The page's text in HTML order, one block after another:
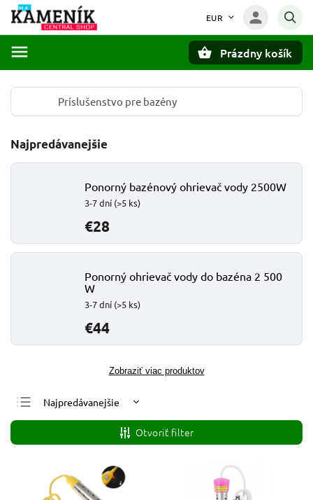
EUR
Prázdny košík
Príslušenstvo pre bazény
Najpredávanejšie
Ponorný bazénový ohrievač vody 2500W
3-7 dní (>5 ks)
€28
Ponorný ohrievač vody do bazéna 2 500
W
3-7 dní (>5 ks)
€44
Zobraziť viac produktov
Najpredávanejšie
Najlacnejšie
Najdrahšie
Otvoriť filter